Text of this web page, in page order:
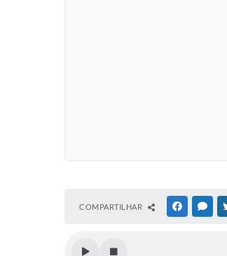
COMPARTILHAR FACEBOOK